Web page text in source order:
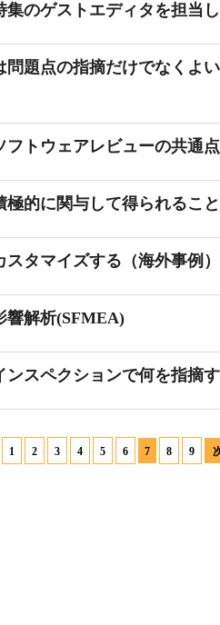
集のゲストエディタを担当
問題点の指摘だけでなくよ
フトウェアレビューの共通点
的に関与して得られるこ
タマイズする（海外事例）
響解析(SFMEA)
ンスペクションで何を指摘
1 2 3 4 5 6 7 8 9